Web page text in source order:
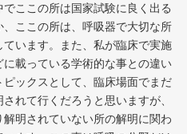
ここの所は国家試験に良く出る
ここの所は、呼吸器で大切な所
います。また、私が臨床で実施
載っている学術的な事との違い
ックスとして、臨床場面でまだ
れて行くだろうと思いますが、
明されていない所の解明に関わ